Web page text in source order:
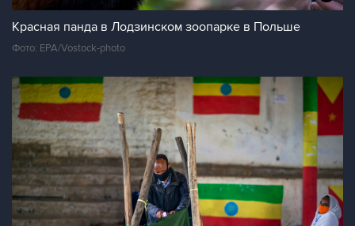
Красная панда в Лодзинском зоопарке в Польше
Фото: EPA/Vostock-photo